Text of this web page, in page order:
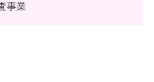
事業